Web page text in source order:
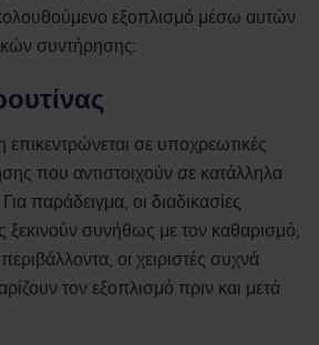
εξοπλισμό μέσω αυτών
συντήρησης:
επικεντρώνεται σε υποχρεωτικές
που αντιστοιχούν σε κατάλληλα
παράδειγμα, οι διαδικασίες
ξεκινούν συνήθως με τον καθαρισμό,
οι χειριστές συχνά
τον εξοπλισμό πριν και μετά